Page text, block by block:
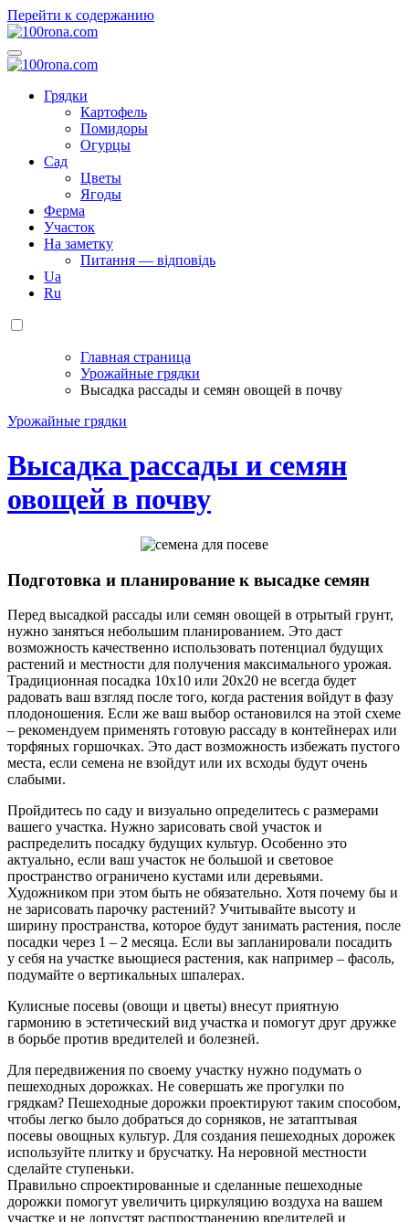
Перейти к содержанию
100rona.com
Приусадебный участок. C грядки на стол!
Приусадебный участок. C грядки на стол!
Грядки
Картофель
Помидоры
Огурцы
Сад
Цветы
Ягоды
Ферма
Участок
На заметку
Питання — відповідь
Ua
Ru
Главная страница
Урожайные грядки
Высадка рассады и семян овощей в почву
Урожайные грядки
Высадка рассады и семян
овощей в почву
Подготовка и планирование к высадке семян
Перед высадкой рассады или семян овощей в отрытый грунт,
нужно заняться небольшим планированием. Это даст
возможность качественно использовать потенциал будущих
растений и местности для получения максимального урожая.
Традиционная посадка 10х10 или 20х20 не всегда будет
радовать ваш взгляд после того, когда растения войдут в фазу
плодоношения. Если же ваш выбор остановился на этой схеме
– рекомендуем применять готовую рассаду в контейнерах или
торфяных горшочках. Это даст возможность избежать пустого
места, если семена не взойдут или их всходы будут очень
слабыми.
Пройдитесь по саду и визуально определитесь с размерами
вашего участка. Нужно зарисовать свой участок и
распределить посадку будущих культур. Особенно это
актуально, если ваш участок не большой и световое
пространство ограничено кустами или деревьями.
Художником при этом быть не обязательно. Хотя почему бы и
не зарисовать парочку растений? Учитывайте высоту и
ширину пространства, которое будут занимать растения, после
посадки через 1 – 2 месяца. Если вы запланировали посадить
у себя на участке вьющиеся растения, как например – фасоль,
подумайте о вертикальных шпалерах.
Кулисные посевы (овощи и цветы) внесут приятную
гармонию в эстетический вид участка и помогут друг дружке
в борьбе против вредителей и болезней.
Для передвижения по своему участку нужно подумать о
пешеходных дорожках. Не совершать же прогулки по
грядкам? Пешеходные дорожки проектируют таким способом,
чтобы легко было добраться до сорняков, не затаптывая
посевы овощных культур. Для создания пешеходных дорожек
используйте плитку и брусчатку. На неровной местности
сделайте ступеньки.
Правильно спроектированные и сделанные пешеходные
дорожки помогут увеличить циркуляцию воздуха на вашем
участке и не допустят распространению вредителей и